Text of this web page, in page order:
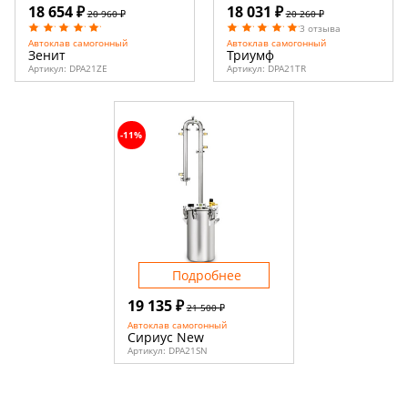
18 654 ₽ 20 960 ₽
Автоклав самогонный
Зенит
Артикул: DPA21ZE
18 031 ₽ 20 260 ₽
3 отзыва
Автоклав самогонный
Триумф
Артикул: DPA21TR
19 135 ₽ 21 500 ₽
Автоклав самогонный
Сириус New
Артикул: DPA21SN
-11%
Подробнее